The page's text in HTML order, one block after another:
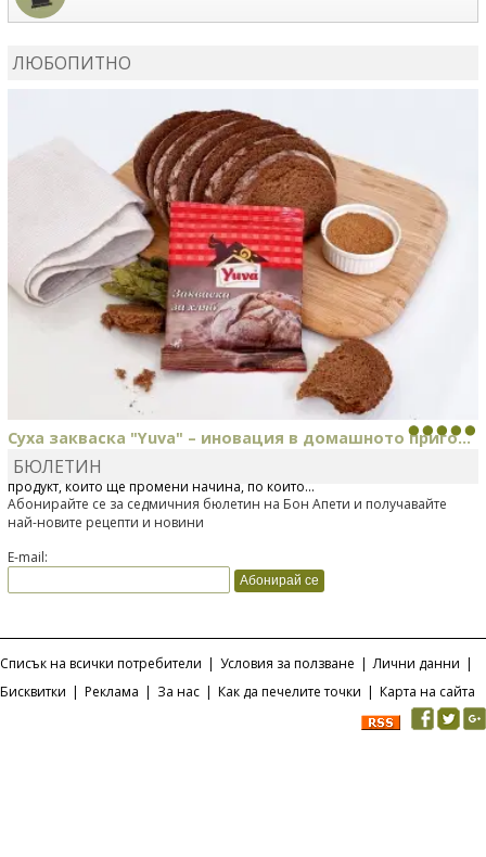
ЛЮБОПИТНО
Суха закваска "Yuva" – иновация в домашното приго...
Отскоро Лесафр България стартира предлагането на изцяло нов
продукт, който ще промени начина, по който...
БЮЛЕТИН
Абонирайте се за седмичния бюлетин на Бон Апети и получавайте
най-новите рецепти и новини
E-mail:
Списък на всички потребители | Условия за ползване | Лични данни |
Бисквитки | Реклама | За нас | Как да печелите точки | Карта на сайта